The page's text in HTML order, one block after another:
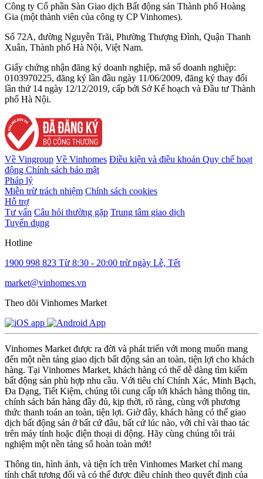
Công ty Cổ phần Sàn Giao dịch Bất động sản Thành phố Hoàng
Gia (một thành viên của công ty CP Vinhomes).
Số 72A, đường Nguyễn Trãi, Phường Thượng Đình, Quận Thanh
Xuân, Thành phố Hà Nội, Việt Nam.
Giấy chứng nhận đăng ký doanh nghiệp, mã số doanh nghiệp:
0103970225, đăng ký lần đầu ngày 11/06/2009, đăng ký thay đổi
lần thứ 14 ngày 12/12/2019, cấp bởi Sở Kế hoạch và Đầu tư Thành
phố Hà Nội.
Về Vingroup Về Vinhomes Điều kiện và điều khoản Quy chế hoạt
động Chính sách bảo mật
Pháp lý
Miễn trừ trách nhiệm Chính sách cookies
Hỗ trợ
Tư vấn Câu hỏi thường gặp Trung tâm giao dịch
Tuyển dụng
Hotline
1900 998 823 Từ 8:30 - 20:00 trừ ngày Lễ, Tết
market@vinhomes.vn
Theo dõi Vinhomes Market
Vinhomes Market được ra đời và phát triển với mong muốn mang
đến một nền tảng giao dịch bất động sản an toàn, tiện lợi cho khách
hàng. Tại Vinhomes Market, khách hàng có thể dễ dàng tìm kiếm
bất động sản phù hợp nhu cầu. Với tiêu chí Chính Xác, Minh Bạch,
Đa Dạng, Tiết Kiệm, chúng tôi cung cấp tới khách hàng thông tin,
chính sách bán hàng đầy đủ, kịp thời, rõ ràng, cùng với phương
thức thanh toán an toàn, tiện lợi. Giờ đây, khách hàng có thể giao
dịch bất động sản ở bất cứ đâu, bất cứ lúc nào, với chỉ vài thao tác
trên máy tính hoặc điện thoại di động. Hãy cùng chúng tôi trải
nghiệm một nền tảng số hoàn toàn mới!
Thông tin, hình ảnh, và tiện ích trên Vinhomes Market chỉ mang
tính chất tương đối và có thể được điều chỉnh theo quyết định của